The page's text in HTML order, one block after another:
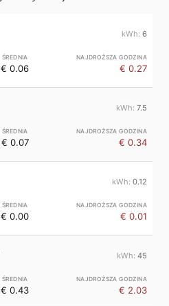
6
€ 0.06 € 0.27
7.5
€ 0.07 € 0.34
0.12
€ 0.00 € 0.01
45
€ 0.43 € 2.03